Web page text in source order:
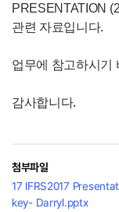
PRESENTATION
관련 자료입니다.
업무에 참고하시기
감사합니다.
첨부파일
17 IFRS2017
key- Darryl.pptx